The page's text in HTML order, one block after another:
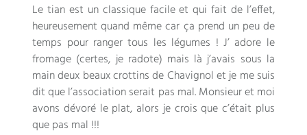
Le tian est un classique facile et qui fait de l’effet,
heureusement quand même car ça prend un peu de
temps pour ranger tous les légumes ! J’ adore le
fromage (certes, je radote) mais là j’avais sous la
main deux beaux crottins de Chavignol et je me suis
dit que l’association serait pas mal. Monsieur et moi
avons dévoré le plat, alors je crois que c’était plus
que pas mal !!!